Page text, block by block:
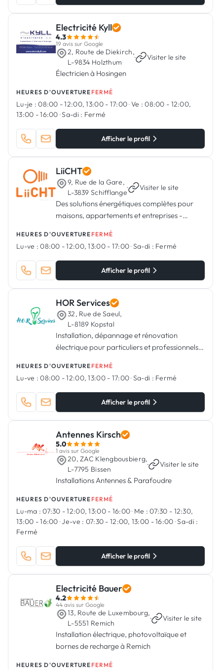
Electricité Kyll
4.3
19 avis sur Google
2, Route de Diekirch,
L-9834 Holzthum
· Visiter le site
Électricien à Hosingen
HEURES D'OUVERTURE FERMÉ
Lu-je : 08:00 - 12:00, 13:00 - 17:00·Ve : 08:00 - 12:00,
13:00 - 16:00 ·Sa-di : Fermé
Afficher le profil
LiiCHT
9, Rue de la Gare,
L-3839 Schifflange
· Visiter le site
Des solutions énergétiques complètes pour
maisons, appartements et entreprises -
Installations électriques & domotiques
HEURES D'OUVERTURE FERMÉ
Lu-ve : 08:00 - 12:00, 13:00 - 17:00·Sa-di : Fermé
Afficher le profil
HOR Services
32, Rue de Saeul,
L-8189 Kopstal
Installation, dépannage et rénovation
électrique pour particuliers et professionnels à
HEURES D'OUVERTURE FERMÉ
Lu-ve : 08:00 - 12:00, 13:00 - 17:00·Sa-di : Fermé
Afficher le profil
Antennes Kirsch
5.0
1 avis sur Google
20, ZAC Klengbousbierg,
L-7795 Bissen
· Visiter le site
Installations Antennes & Parafoudre
HEURES D'OUVERTURE FERMÉ
Lu-ma : 07:30 - 12:00, 13:00 - 16:00· Me : 07:30 - 12:30,
13:00 - 16:00 ·Je-ve : 07:30 - 12:00, 13:00 - 16:00 ·Sa-di :
Fermé
Afficher le profil
Electricité Bauer
4.2
44 avis sur Google
13, Route de Luxembourg,
L-5551 Remich
· Visiter le site
Installation électrique, photovoltaïque et
bornes de recharge à Remich
HEURES D'OUVERTURE FERMÉ